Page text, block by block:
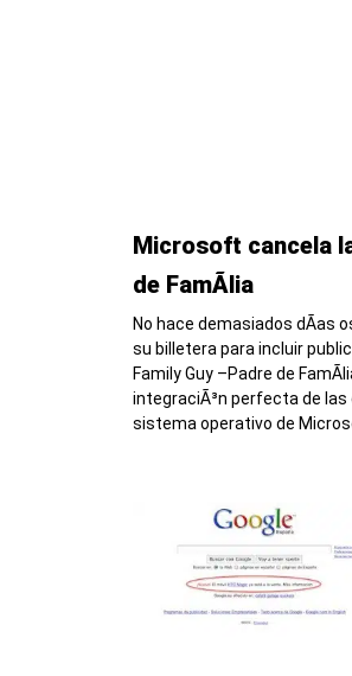
Microsoft cancela
de FamÃ­lia
No hace demasiados dÃ­as
su billetera para incluir
Family Guy –Padre de
integraciÃ³n perfecta de
sistema operativo de